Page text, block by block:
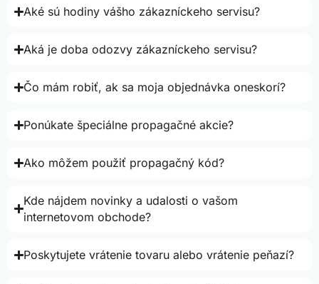
Aké sú hodiny vášho zákazníckeho servisu?
Aká je doba odozvy zákazníckeho servisu?
Čo mám robiť, ak sa moja objednávka oneskorí?
Ponúkate špeciálne propagačné akcie?
Ako môžem použiť propagačný kód?
Kde nájdem novinky a udalosti o vašom
internetovom obchode?
Poskytujete vrátenie tovaru alebo vrátenie peňazí?